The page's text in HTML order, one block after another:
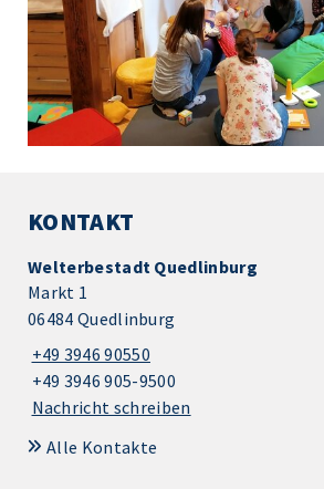
KONTAKT
Welterbestadt Quedlinburg
Markt 1
06484 Quedlinburg
+49 3946 90550
+49 3946 905-9500
Nachricht schreiben
Alle Kontakte